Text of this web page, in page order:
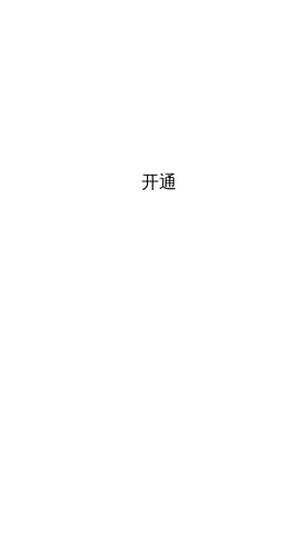
开通